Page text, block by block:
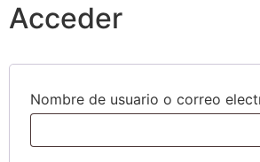
Acceder
Nombre de usuario o correo